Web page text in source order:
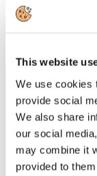
This website
We use cookies
provide social
We also share
our social
may combine it
provided to
Ragione Sociale